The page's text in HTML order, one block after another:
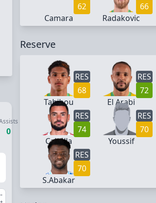
0
62
Camara
66
Radakovic
Reserve
RES
68
Tabibou
RES
72
El Arabi
RES
74
Cabella
RES
70
Youssif
RES
70
S.Abakar